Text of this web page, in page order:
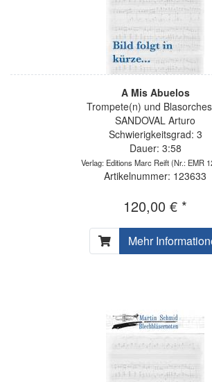
A Mis Abuelos
Trompete(n) und
SANDOVAL Arturo
Schwierigkeitsgrad: 3
Dauer: 3:58
Verlag: Editions Marc Reift(Nr.: EMR
Artikelnummer: 123633
120,00 € *
Mehr